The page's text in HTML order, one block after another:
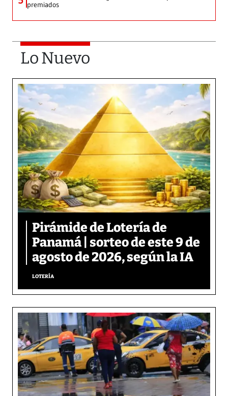
premiados
Lo Nuevo
Pirámide de Lotería de
Panamá | sorteo de este 9 de
agosto de 2026, según la IA
LOTERÍA